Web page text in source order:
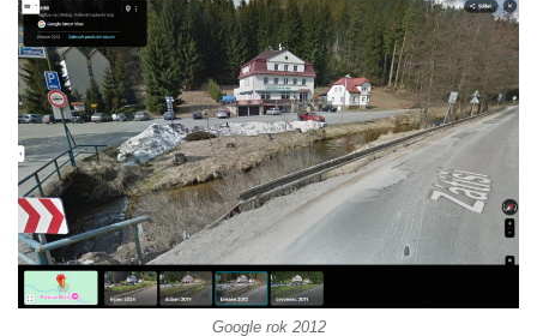
Socha Veledaněk v ZOO Hluboká
Socha Koroun bezzubý v ZOO Hluboká
Socha Plejtvák obrovský v ZOO Hluboká
Socha Medvěd jeskynní v ZOO Hluboká
Socha Mamutí lebka v ZOO Hluboká
Socha Mamut srstnatý v ZOO Hluboká
Socha Orel v ZOO Hluboká
Socha Vydry si hrají v ZOO Hluboká
Socha Přátelství v ZOO Hluboká
Google rok 2012